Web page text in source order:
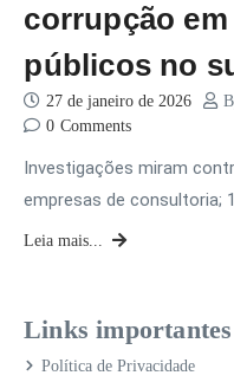
corrupção
públicos no
27 de janeiro de 2026
0 Comments
Investigações miram
empresas de consultoria;
Leia mais...
Links importantes
Política de Privacidade